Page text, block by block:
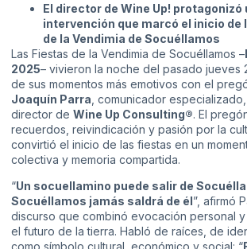
El director de Wine Up! protagonizó
intervención que marcó el inicio de
de la Vendimia de Socuéllamos
Las Fiestas de la Vendimia de Socuéllamos –
2025– vivieron la noche del pasado jueves
de sus momentos más emotivos con el
Joaquín Parra , comunicador
director de Wine Up Consulting®. El
recuerdos, reivindicación y pasión por la
convirtió el inicio de las fiestas en un
colectiva y memoria compartida.
“Un socuellamino puede salir de
Socuéllamos jamás saldrá de él”, afirmó
discurso que combinó evocación personal
el futuro de la tierra. Habló de raíces, de
como símbolo cultural, económico y social: “